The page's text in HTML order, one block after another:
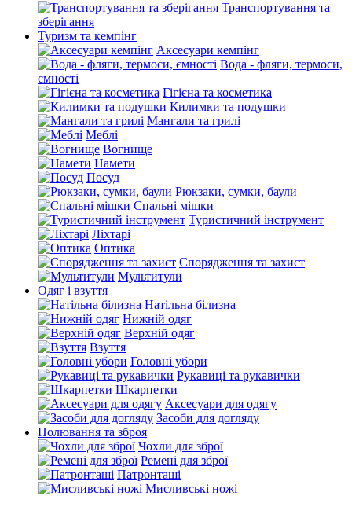
Транспортування та
зберігання
Туризм та кемпінг
Аксесуари кемпінг
Вода - фляги, термоси,
ємності
Гігієна та косметика
Килимки та подушки
Мангали та грилі
Меблі
Вогнище
Намети
Посуд
Рюкзаки, сумки, баули
Спальні мішки
Туристичний інструмент
Ліхтарі
Оптика
Спорядження та захист
Мультитули
Одяг і взуття
Натільна білизна
Нижній одяг
Верхній одяг
Взуття
Головні убори
Рукавиці та рукавички
Шкарпетки
Аксесуари для одягу
Засоби для догляду
Полювання та зброя
Чохли для зброї
Ремені для зброї
Патронташі
Мисливські ножі